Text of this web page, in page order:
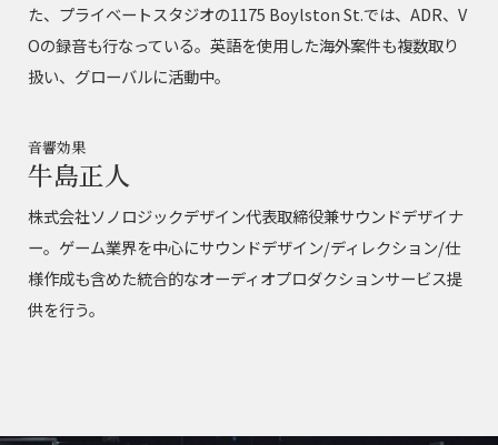
た、プライベートスタジオの1175 Boylston St.では、ADR、V
Oの録音も行なっている。英語を使用した海外案件も複数取り
扱い、グローバルに活動中。
音響効果
牛島正人
株式会社ソノロジックデザイン代表取締役兼サウンドデザイナ
ー。ゲーム業界を中心にサウンドデザイン/ディレクション/仕
様作成も含めた統合的なオーディオプロダクションサービス提
供を行う。